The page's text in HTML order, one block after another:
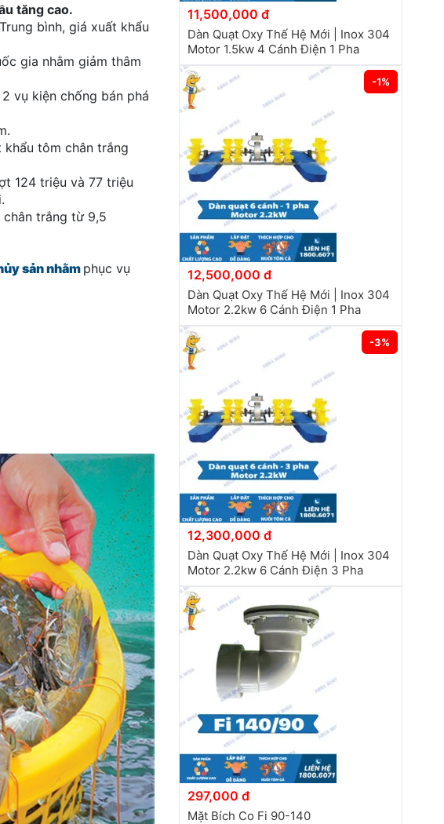
tăng cao.
bình, giá xuất khẩu
gia nhằm giảm thâm
vụ kiện chống bán phá
khẩu tôm chân trắng
124 triệu và 77 triệu
chân trắng từ 9,5
sản nhằmphục vụ
11,500,000 đ
Dàn Quạt Oxy Thế Hệ Mới | Inox 304
Motor 1.5kw 4 Cánh Điện 1 Pha
-1%
12,500,000 đ
Dàn Quạt Oxy Thế Hệ Mới | Inox 304
Motor 2.2kw 6 Cánh Điện 1 Pha
-3%
12,300,000 đ
Dàn Quạt Oxy Thế Hệ Mới | Inox 304
Motor 2.2kw 6 Cánh Điện 3 Pha
297,000 đ
Mặt Bích Co Fi 90-140